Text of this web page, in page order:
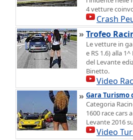
4 vetture
Crash
» Trofeo
Le vetture in
e RS 1.6) alla
del Levante
Binetto.
Video
» Gara Turismo
Categoria
1600 race cars
Levante 2016
Video